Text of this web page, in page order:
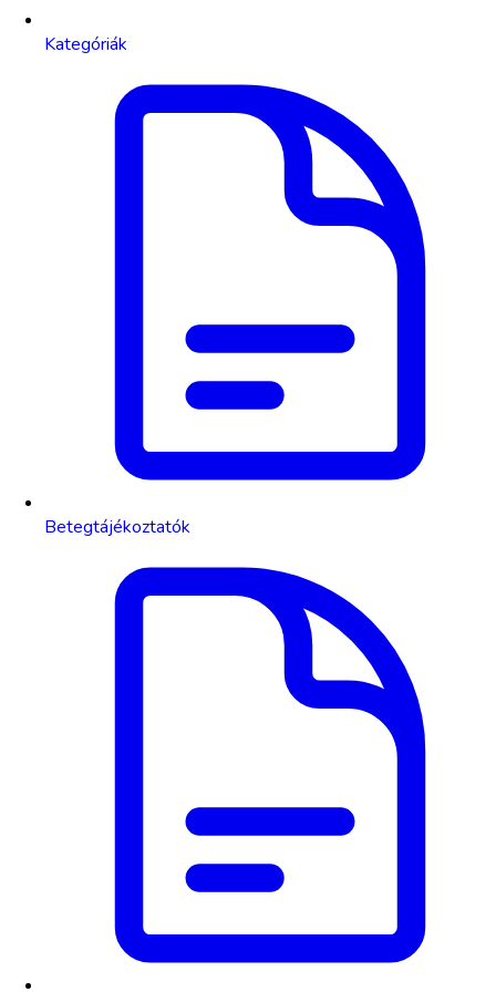
Kategóriák
Betegtájékoztatók